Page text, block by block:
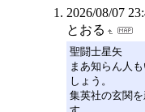
2026/08/07
とおる
聖闘士星矢
まあ知らん人
しょう。
集英社の玄関